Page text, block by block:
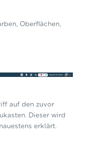
Oberflächen,
auf den zuvor
Dieser wird
erklärt.